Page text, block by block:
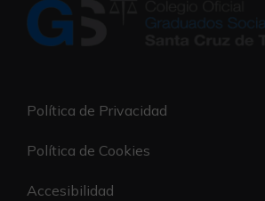
Política de Privacidad
Política de Cookies
Accesibilidad